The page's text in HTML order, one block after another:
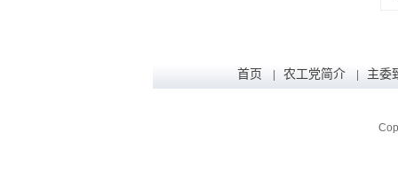
首页 农工党简介 主委